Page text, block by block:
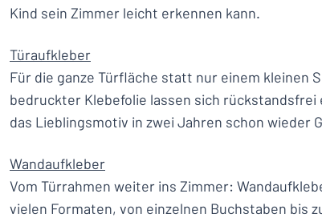
Kind sein Zimmer leicht erkennen kann.
Türaufkleber
Für die ganze Türfläche statt nur einem kleinen
bedruckter Klebefolie lassen sich
das Lieblingsmotiv in zwei Jahren schon wieder
Wandaufkleber
Vom Türrahmen weiter ins Zimmer:
vielen Formaten, von einzelnen Buchstaben bis